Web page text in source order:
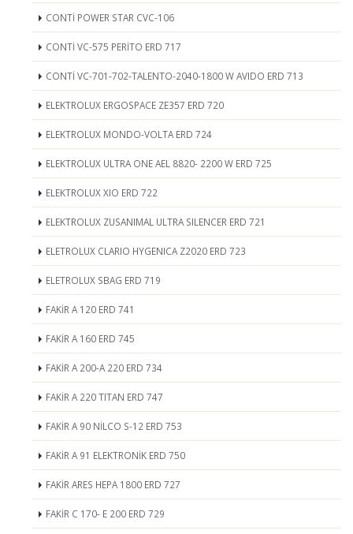
CONTİ POWER STAR CVC-106
CONTİ VC-575 PERİTO ERD 717
CONTİ VC-701-702-TALENTO-2040-1800 W AVIDO ERD 713
ELEKTROLUX ERGOSPACE ZE357 ERD 720
ELEKTROLUX MONDO-VOLTA ERD 724
ELEKTROLUX ULTRA ONE AEL 8820- 2200 W ERD 725
ELEKTROLUX XIO ERD 722
ELEKTROLUX ZUSANIMAL ULTRA SILENCER ERD 721
ELETROLUX CLARIO HYGENICA Z2020 ERD 723
ELETROLUX SBAG ERD 719
FAKİR A 120 ERD 741
FAKİR A 160 ERD 745
FAKİR A 200-A 220 ERD 734
FAKİR A 220 TITAN ERD 747
FAKİR A 90 NİLCO S-12 ERD 753
FAKİR A 91 ELEKTRONİK ERD 750
FAKİR ARES HEPA 1800 ERD 727
FAKİR C 170- E 200 ERD 729